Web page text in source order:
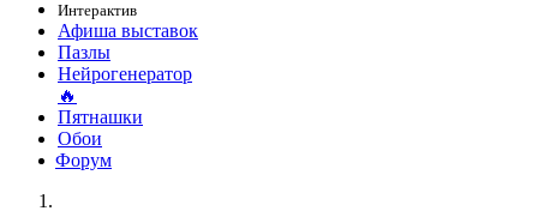
Интерактив
Афиша выставок
Пазлы
Нейрогенератор
🔥
Пятнашки
Обои
Форум